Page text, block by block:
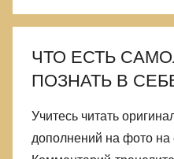
ШКОЛА
Выбираемся
языческой
лжи,
ЧТО ЕСТЬ
ПОЗНАТЬ В
Учитесь читать
дополнений на фото на